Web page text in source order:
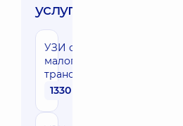
услуги:
УЗИ органов
малого таза
трансабдоминально
1330 грн